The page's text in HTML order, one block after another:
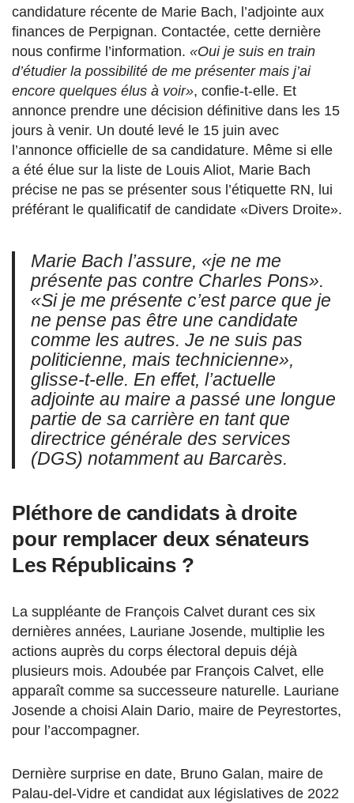
candidature récente de Marie Bach, l’adjointe aux
finances de Perpignan. Contactée, cette dernière
nous confirme l’information. «Oui je suis en train
d’étudier la possibilité de me présenter mais j’ai
encore quelques élus à voir», confie-t-elle. Et
annonce prendre une décision définitive dans les 15
jours à venir. Un douté levé le 15 juin avec
l’annonce officielle de sa candidature. Même si elle
a été élue sur la liste de Louis Aliot, Marie Bach
précise ne pas se présenter sous l’étiquette RN, lui
préférant le qualificatif de candidate «Divers Droite».
Marie Bach l’assure, «je ne me
présente pas contre Charles Pons».
«Si je me présente c’est parce que je
ne pense pas être une candidate
comme les autres. Je ne suis pas
politicienne, mais technicienne»,
glisse-t-elle. En effet, l’actuelle
adjointe au maire a passé une longue
partie de sa carrière en tant que
directrice générale des services
(DGS) notamment au Barcarès.
Pléthore de candidats à droite
pour remplacer deux sénateurs
Les Républicains ?
La suppléante de François Calvet durant ces six
dernières années, Lauriane Josende, multiplie les
actions auprès du corps électoral depuis déjà
plusieurs mois. Adoubée par François Calvet, elle
apparaît comme sa successeure naturelle. Lauriane
Josende a choisi Alain Dario, maire de Peyrestortes,
pour l’accompagner.
Dernière surprise en date, Bruno Galan, maire de
Palau-del-Vidre et candidat aux législatives de 2022